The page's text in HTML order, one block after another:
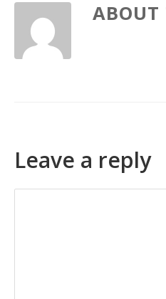
ABOUT
Leave a reply